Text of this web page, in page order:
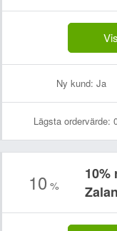
Ny kund: Ja
Lägsta ordervärde:
10 %
10%